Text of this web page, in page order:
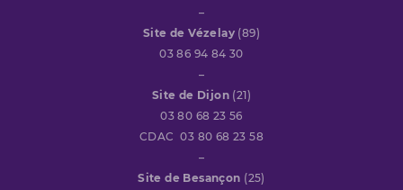
–
Site de Vézelay (89)
03 86 94 84 30
–
Site de Dijon (21)
03 80 68 23 56
CDAC 03 80 68 23 58
–
Site de Besançon (25)